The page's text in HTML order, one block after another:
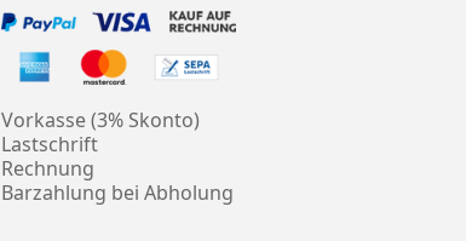
Vorkasse (3% Skonto)
Lastschrift
Rechnung
Barzahlung bei Abholung